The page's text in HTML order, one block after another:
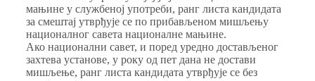
мањине у службеној употреби, ранг листа кандидата
за смештај утврђује се по прибављеном мишљењу
националног савета националне мањине.
Ако национални савет, и поред уредно достављеног
захтева установе, у року од пет дана не достави
мишљење, ранг листа кандидата утврђује се без